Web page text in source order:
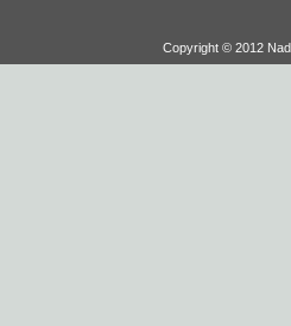
Copyright © 2012